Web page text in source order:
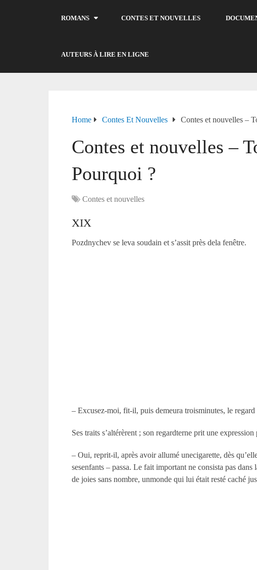
ROMANS CONTES ET NOUVELLES
AUTEURS À LIRE EN LIGNE
Home Contes Et Nouvelles Contes et nouvelles –
Contes et nouvelles –
Pourquoi ?
Contes et nouvelles
XIX
Pozdnychev se leva soudain et s’assit près dela fenêtre.
– Excusez-moi, fit-il, puis demeura troisminutes, le regard
Ses traits s’altérèrent ; son regardterne prit une
– Oui, reprit-il, après avoir allumé unecigarette, dès
sesenfants – passa. Le fait important ne consista pas
de joies sans nombre, unmonde qui lui était resté caché